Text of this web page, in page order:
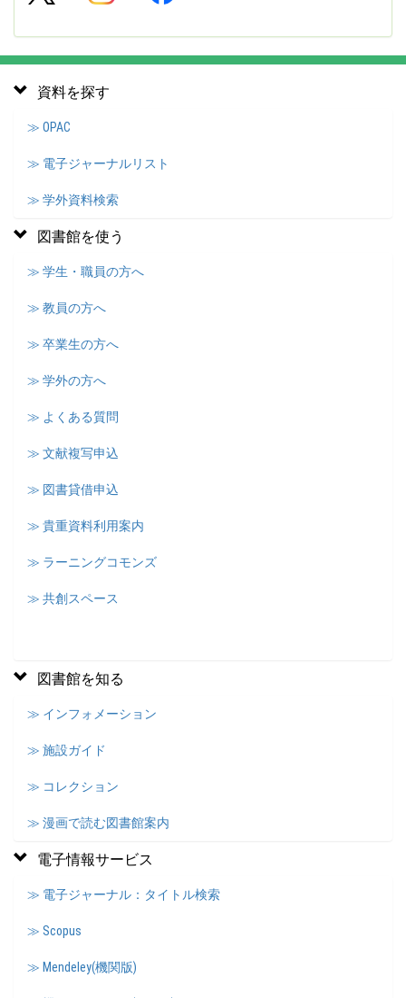
資料を探す
≫ OPAC
≫ 電子ジャーナルリスト
≫ 学外資料検索
図書館を使う
≫ 学生・職員の方へ
≫ 教員の方へ
≫ 卒業生の方へ
≫ 学外の方へ
≫ よくある質問
≫ 文献複写申込
≫ 図書貸借申込
≫ 貴重資料利用案内
≫ ラーニングコモンズ
≫ 共創スペース
図書館を知る
≫ インフォメーション
≫ 施設ガイド
≫ コレクション
≫ 漫画で読む図書館案内
電子情報サービス
≫ 電子ジャーナル：タイトル検索
≫ Scopus
≫ Mendeley(機関版)